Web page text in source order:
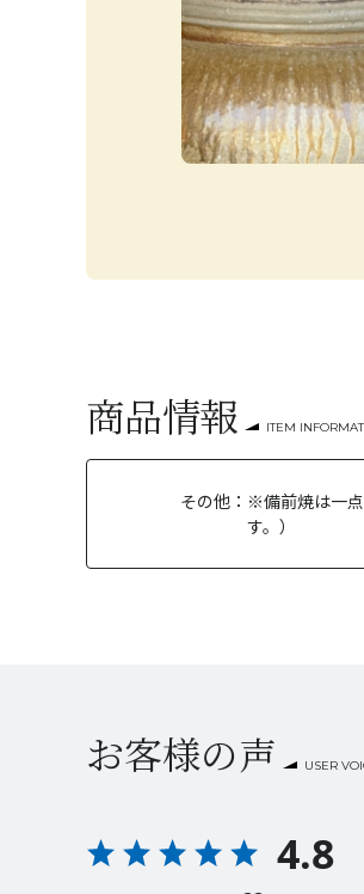
商品情報 ITEM
その他： ※備前焼は一
す。）
お客様の声 USER
4.8